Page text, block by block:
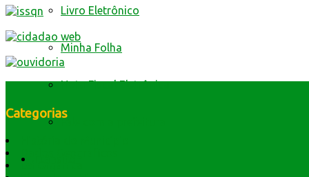
Livro Eletrônico
Minha Folha
Nota Fiscal Eletrônica
Fale com a prefeitura
Categorias
Lei Orgânica